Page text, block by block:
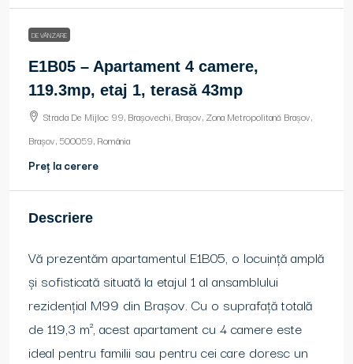
DE VÂNZARE
E1B05 – Apartament 4 camere,
119.3mp, etaj 1, terasă 43mp
Strada De Mijloc 99, Brașovechi, Brașov, Zona Metropolitană Brașov,
Brașov, 500059, România
Preț la cerere
Descriere
Vă prezentăm apartamentul E1B05, o locuință amplă
și sofisticată situată la etajul 1 al ansamblului
rezidențial M99 din Brașov. Cu o suprafață totală
de 119,3 m², acest apartament cu 4 camere este
ideal pentru familii sau pentru cei care doresc un